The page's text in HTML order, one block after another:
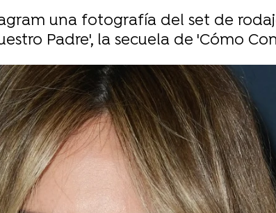
una fotografía del set de
Padre', la secuela de 'Cómo